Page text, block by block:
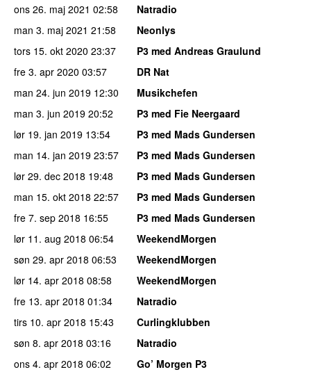
ons 26. maj 2021 02:58
Natradio
man 3. maj 2021 21:58
Neonlys
tors 15. okt 2020 23:37
P3 med Andreas Graulund
fre 3. apr 2020 03:57
DR Nat
man 24. jun 2019 12:30
Musikchefen
man 3. jun 2019 20:52
P3 med Fie Neergaard
lør 19. jan 2019 13:54
P3 med Mads Gundersen
man 14. jan 2019 23:57
P3 med Mads Gundersen
lør 29. dec 2018 19:48
P3 med Mads Gundersen
man 15. okt 2018 22:57
P3 med Mads Gundersen
fre 7. sep 2018 16:55
P3 med Mads Gundersen
lør 11. aug 2018 06:54
WeekendMorgen
søn 29. apr 2018 06:53
WeekendMorgen
lør 14. apr 2018 08:58
WeekendMorgen
fre 13. apr 2018 01:34
Natradio
tirs 10. apr 2018 15:43
Curlingklubben
søn 8. apr 2018 03:16
Natradio
ons 4. apr 2018 06:02
Go’ Morgen P3